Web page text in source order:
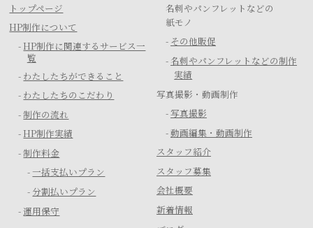
トップページ
HP制作について
-HP制作に関連するサービス一
覧
- わたしたちができること
- わたしたちのこだわり
-制作の流れ
-HP制作実績
-制作料金
-一括支払いプラン
- 分割払いプラン
-運用保守
名刺やパンフレットなどの
紙モノ
- その他販促
- 名刺やパンフレットなどの制作
実績
写真撮影・動画制作
-写真撮影
-動画編集・動画制作
スタッフ紹介
スタッフ募集
会社概要
新着情報